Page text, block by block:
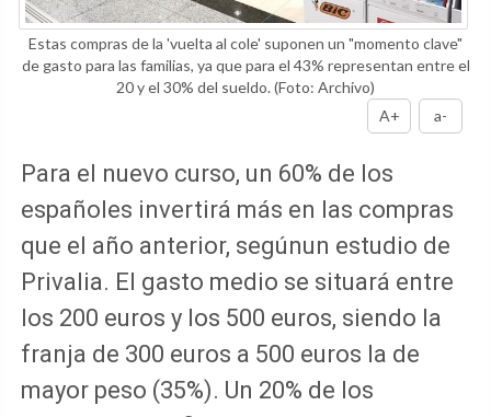
Estas compras de la 'vuelta al cole' suponen un "momento clave"
de gasto para las familias, ya que para el 43% representan entre el
20 y el 30% del sueldo.(Foto: Archivo)
A+
a-
Para el nuevo curso, un 60% de los
españoles invertirá más en las compras
que el año anterior, segúnun estudio de
Privalia. El gasto medio se situará entre
los 200 euros y los 500 euros, siendo la
franja de 300 euros a 500 euros la de
mayor peso (35%). Un 20% de los